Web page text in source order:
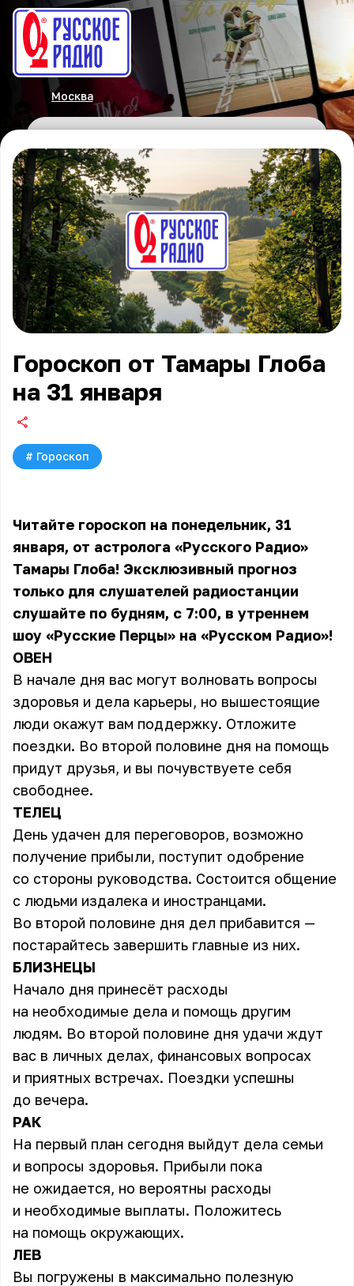
Москва
Гороскоп от Тамары Глоба
на 31 января
# Гороскоп
Читайте гороскоп на понедельник, 31
января, от астролога «Русского Радио»
Тамары Глоба! Эксклюзивный прогноз
только для слушателей радиостанции
слушайте по будням, с 7:00, в утреннем
шоу «Русские Перцы» на «Русском Радио»!
ОВЕН
В начале дня вас могут волновать вопросы
здоровья и дела карьеры, но вышестоящие
люди окажут вам поддержку. Отложите
поездки. Во второй половине дня на помощь
придут друзья, и вы почувствуете себя
свободнее.
ТЕЛЕЦ
День удачен для переговоров, возможно
получение прибыли, поступит одобрение
со стороны руководства. Состоится общение
с людьми издалека и иностранцами.
Во второй половине дня дел прибавится —
постарайтесь завершить главные из них.
БЛИЗНЕЦЫ
Начало дня принесёт расходы
на необходимые дела и помощь другим
людям. Во второй половине дня удачи ждут
вас в личных делах, финансовых вопросах
и приятных встречах. Поездки успешны
до вечера.
РАК
На первый план сегодня выйдут дела семьи
и вопросы здоровья. Прибыли пока
не ожидается, но вероятны расходы
и необходимые выплаты. Положитесь
на помощь окружающих.
ЛЕВ
Вы погружены в максимально полезную